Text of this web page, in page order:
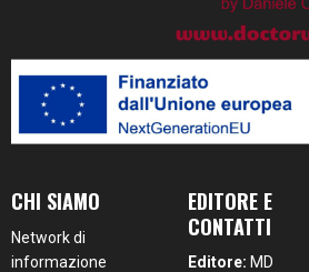
CHI SIAMO
Network di
informazione
EDITORE E
CONTATTI
Editore: MD